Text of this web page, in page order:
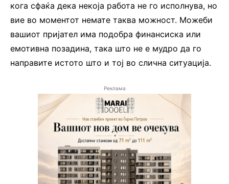
кога сфаќа дека некоја работа не го исполнува, но
вие во моментот немате таква можност. Можеби
вашиот пријател има подобра финансиска или
емотивна позадина, така што не е мудро да го
направите истото што и тој во слична ситуација.
Реклама